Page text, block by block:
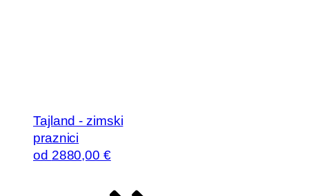
Tajland - zimski
praznici
od 2880,00 €